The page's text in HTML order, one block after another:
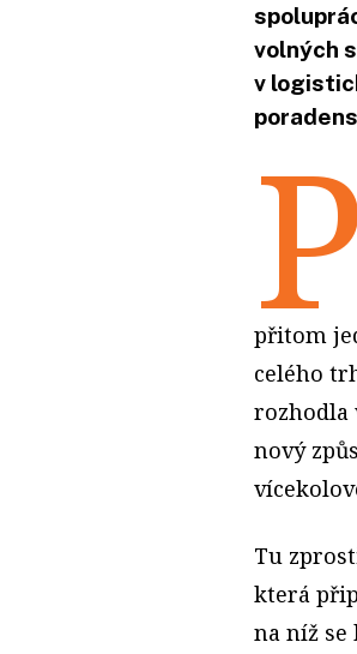
volných
v
P
přitom
celého
rozhodla
nový
Tu
která
na níž